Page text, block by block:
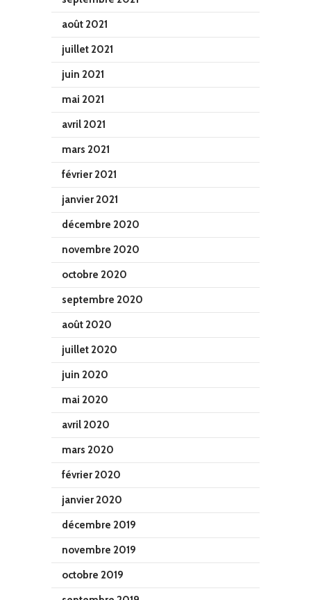
août 2021
juillet 2021
juin 2021
mai 2021
avril 2021
mars 2021
février 2021
janvier 2021
décembre 2020
novembre 2020
octobre 2020
septembre 2020
août 2020
juillet 2020
juin 2020
mai 2020
avril 2020
mars 2020
février 2020
janvier 2020
décembre 2019
novembre 2019
octobre 2019